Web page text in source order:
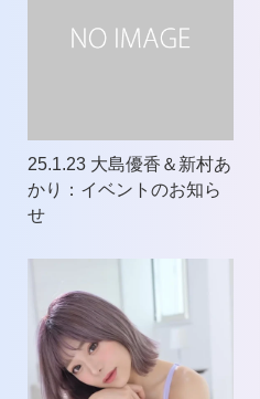
25.1.23 大島優香＆新村あ
かり：イベントのお知ら
せ